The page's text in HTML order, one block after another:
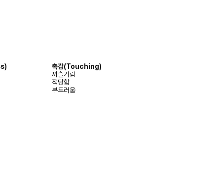
촉감(Touching)
까슬거림
적당함
부드러움